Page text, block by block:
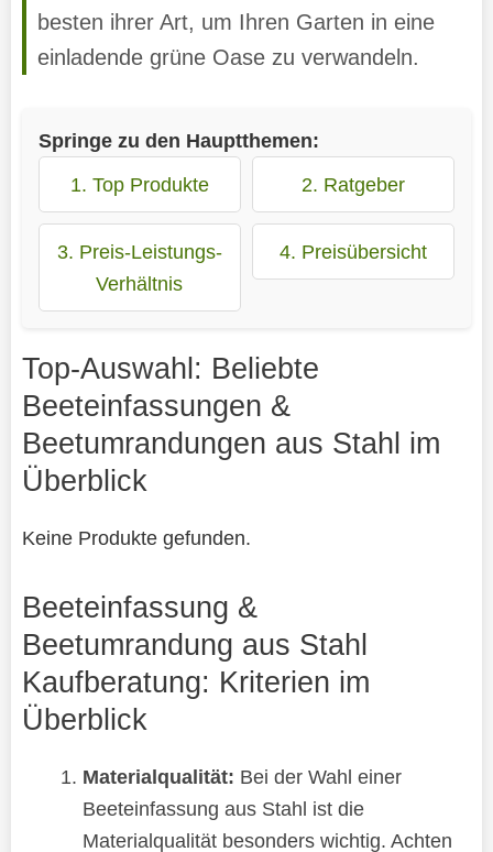
besten ihrer Art, um Ihren Garten in eine
einladende grüne Oase zu verwandeln.
Springe zu den Hauptthemen:
1. Top Produkte
2. Ratgeber
3. Preis-Leistungs-
Verhältnis
4. Preisübersicht
Top-Auswahl: Beliebte
Beeteinfassungen &
Beetumrandungen aus Stahl im
Überblick
Keine Produkte gefunden.
Beeteinfassung &
Beetumrandung aus Stahl
Kaufberatung: Kriterien im
Überblick
Materialqualität: Bei der Wahl einer
Beeteinfassung aus Stahl ist die
Materialqualität besonders wichtig. Achten